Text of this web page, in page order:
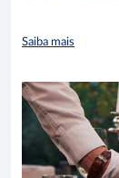
Saiba mais